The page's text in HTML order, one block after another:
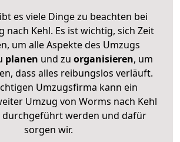
es viele Dinge zu beachten bei
nach Kehl. Es ist wichtig, sich Zeit
um alle Aspekte des Umzugs
planen und zu organisieren, um
dass alles reibungslos verläuft.
Umzugsfirma kann ein
Umzug von Worms nach Kehl
werden und dafür
sorgen wir.